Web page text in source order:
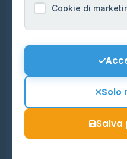
Preferenze Cookie
Mappa del sito
Cookie di
Solo
Salva